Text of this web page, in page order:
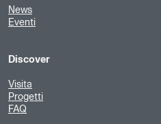
News
Eventi
Discover
Visita
Progetti
FAQ